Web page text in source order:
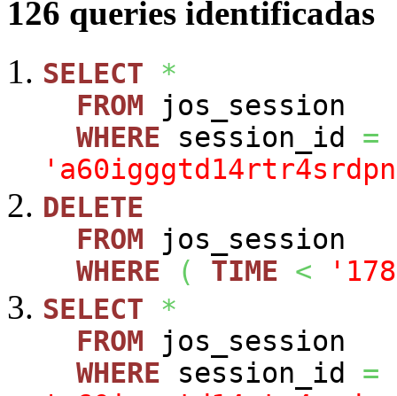
126 queries identificadas
SELECT
*
FROM jos_session
WHERE session_id =
DELETE
FROM jos_session
WHERE
( TIME <
SELECT
*
FROM jos_session
WHERE session_id =